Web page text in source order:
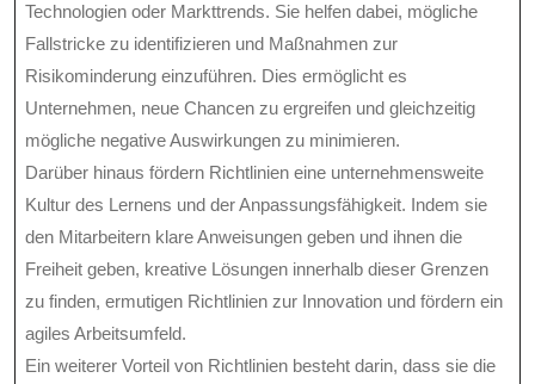
Technologien oder Markttrends. Sie helfen dabei, mögliche
Fallstricke zu identifizieren und Maßnahmen zur
Risikominderung einzuführen. Dies ermöglicht es
Unternehmen, neue Chancen zu ergreifen und gleichzeitig
mögliche negative Auswirkungen zu minimieren.
Darüber hinaus fördern Richtlinien eine unternehmensweite
Kultur des Lernens und der Anpassungsfähigkeit. Indem sie
den Mitarbeitern klare Anweisungen geben und ihnen die
Freiheit geben, kreative Lösungen innerhalb dieser Grenzen
zu finden, ermutigen Richtlinien zur Innovation und fördern ein
agiles Arbeitsumfeld.
Ein weiterer Vorteil von Richtlinien besteht darin, dass sie die